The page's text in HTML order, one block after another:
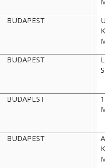
BUDAPEST
BUDAPEST
BUDAPEST
BUDAPEST